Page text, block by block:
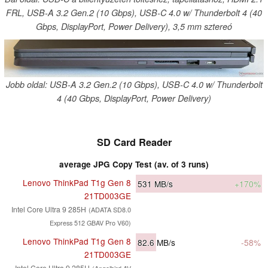
FRL, USB-A 3.2 Gen.2 (10 Gbps), USB-C 4.0 w/ Thunderbolt 4 (40
Gbps, DisplayPort, Power Delivery), 3,5 mm sztereó
Jobb oldal: USB-A 3.2 Gen.2 (10 Gbps), USB-C 4.0 w/ Thunderbolt
4 (40 Gbps, DisplayPort, Power Delivery)
SD Card Reader
average JPG Copy Test (av. of 3 runs)
Lenovo ThinkPad T1g Gen 8
21TD003GE
Intel Core Ultra 9 285H (ADATA SD8.0
Express 512 GBAV Pro V60)
531 MB/s +170%
Lenovo ThinkPad T1g Gen 8
21TD003GE
82.6 MB/s -58%